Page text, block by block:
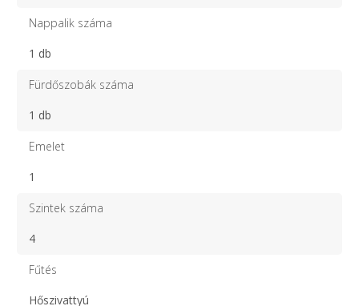
Nappalik száma
1 db
Fürdőszobák száma
1 db
Emelet
1
Szintek száma
4
Fűtés
Hőszivattyú